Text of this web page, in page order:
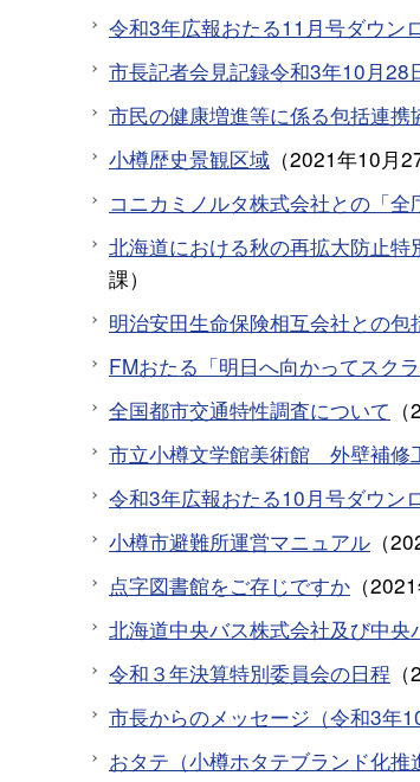
令和3年広報おたる11月号ダウン
市長記者会見記録令和3年10月28
市民の健康増進等に係る包括連携
小樽歴史景観区域 （2021年10月
コニカミノルタ株式会社との「
北海道における秋の再拡大防止特
課）
明治安田生命保険相互会社との包
FMおたる「明日へ向かってスク
全国都市交通特性調査について （
市立小樽文学館美術館 外壁補修
令和3年広報おたる10月号ダウン
小樽市避難所運営マニュアル （
点字図書館をご存じですか （
北海道中央バス株式会社及び中
令和３年決算特別委員会の日程 （
市長からのメッセージ（令和3年
おタテ（小樽ホタテブランド化推